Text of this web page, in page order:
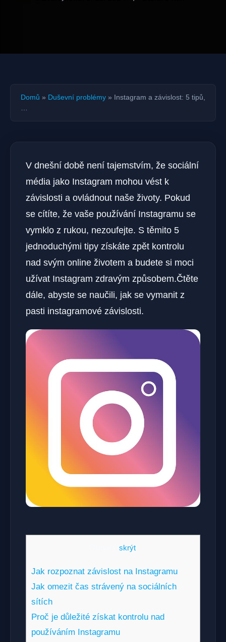
Domů » Duševní problémy » Instagram a závislost: 5 tipů,
V dnešní době není tajemstvím, že sociální
média jako Instagram mohou vést k
závislosti a ovládnout naše životy. Pokud
se cítíte, že vaše používání Instagramu se
vymklo z rukou, nezoufejte. S těmito 5
jednoduchými tipy získáte zpět kontrolu
nad svým online životem a budete si moci
užívat Instagram zdravým způsobem.Čtěte
dále, abyste se naučili, jak se vymanit z
pasti instagramové závislosti.
skrýt]
Jak rozpoznat závislost na Instagramu
Jak omezit čas strávený na sociálních
sítích
Proč je důležité získat kontrolu nad
používáním Instagramu